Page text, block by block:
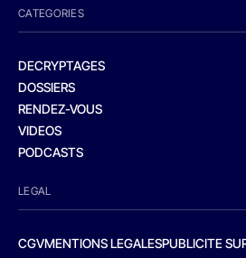
CATEGORIES
DECRYPTAGES
DOSSIERS
RENDEZ-VOUS
VIDEOS
PODCASTS
LEGAL
CGVMENTIONS LEGALESPUBLICITE